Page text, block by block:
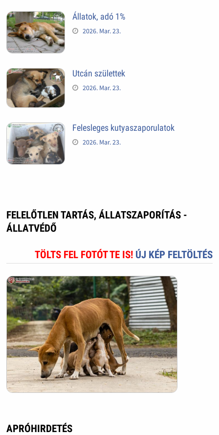
Állatok, adó 1%
2026. Mar. 23.
Utcán születtek
2026. Mar. 23.
Felesleges kutyaszaporulatok
2026. Mar. 23.
FELELŐTLEN TARTÁS, ÁLLATSZAPORÍTÁS -
ÁLLATVÉDŐ
TÖLTS FEL FOTÓT TE IS! ÚJ KÉP FELTÖLTÉS
APRÓHIRDETÉS